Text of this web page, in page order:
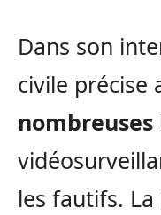
Dans son
civile précise
nombreuses
les fautifs.